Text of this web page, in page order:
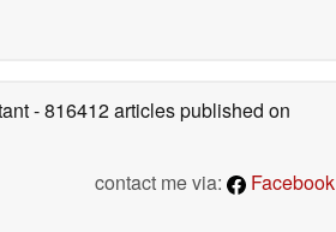
- 816412 articles published on
contact me via:
Facebook